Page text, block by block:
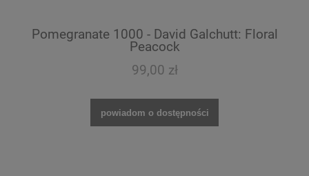
Pomegranate 1000 - David Galchutt: Floral
Peacock
99,00 zł
powiadom o dostępności